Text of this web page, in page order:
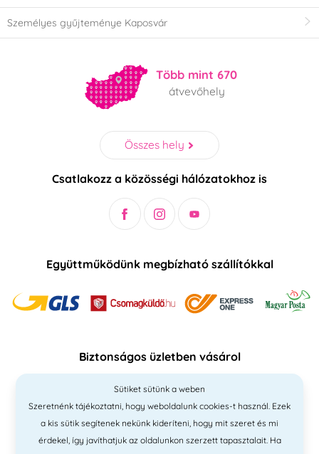
Személyes gyűjteménye Kaposvár
Több mint 670
átvevőhely
Összes hely
Csatlakozz a közösségi hálózatokhoz is
Együttműködünk megbízható szállítókkal
Biztonságos üzletben vásárol
Sütiket sütünk a weben
Szeretnénk tájékoztatni, hogy weboldalunk cookies-t használ. Ezek
a kis sütik segítenek nekünk kideríteni, hogy mit szeret és mi
érdekel, így javíthatjuk az oldalunkon szerzett tapasztalait. Ha